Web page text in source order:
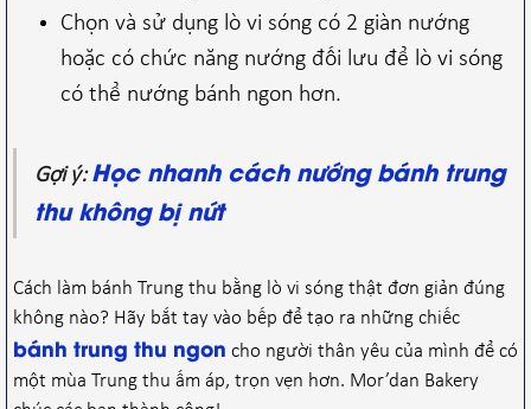
Chọn và sử dụng lò vi sóng có 2 giàn nướng
hoặc có chức năng nướng đối lưu để lò vi sóng
có thể nướng bánh ngon hơn.
Gợi ý:Học nhanh cách nướng bánh trung
thu không bị nứt
Cách làm bánh Trung thu bằng lò vi sóng thật đơn giản đúng
không nào? Hãy bắt tay vào bếp để tạo ra những chiếc
bánh trung thu ngon cho người thân yêu của mình để có
một mùa Trung thu ấm áp, trọn vẹn hơn. Mor’dan Bakery